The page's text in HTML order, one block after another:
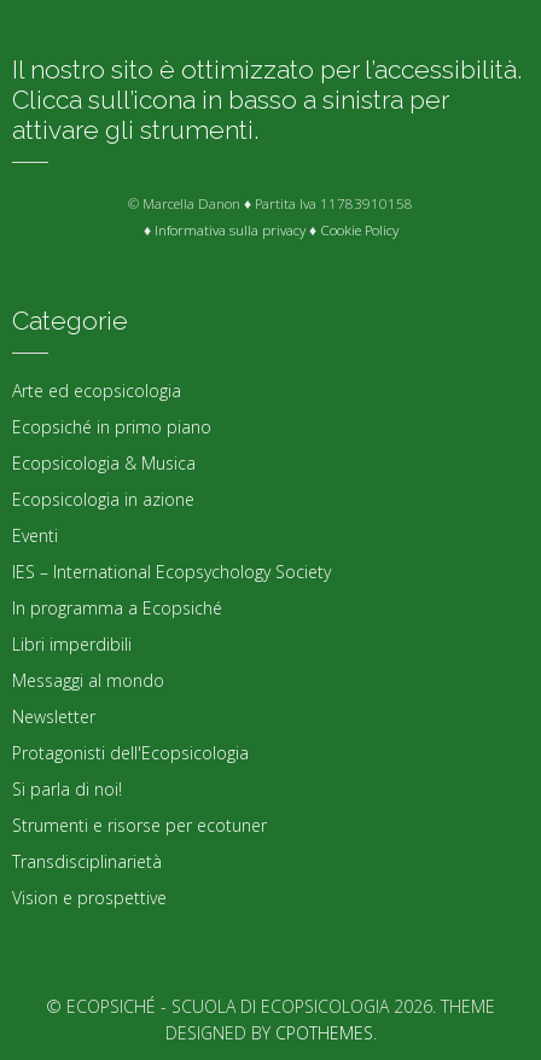
Il nostro sito è ottimizzato per l’accessibilità.
Clicca sull’icona in basso a sinistra per
attivare gli strumenti.
© Marcella Danon ♦ Partita Iva 11783910158
♦ Informativa sulla privacy♦ Cookie Policy
Categorie
Arte ed ecopsicologia
Ecopsiché in primo piano
Ecopsicologia & Musica
Ecopsicologia in azione
Eventi
IES – International Ecopsychology Society
In programma a Ecopsiché
Libri imperdibili
Messaggi al mondo
Newsletter
Protagonisti dell'Ecopsicologia
Si parla di noi!
Strumenti e risorse per ecotuner
Transdisciplinarietà
Vision e prospettive
© ECOPSICHÉ - SCUOLA DI ECOPSICOLOGIA 2026. THEME
DESIGNED BY CPOTHEMES.